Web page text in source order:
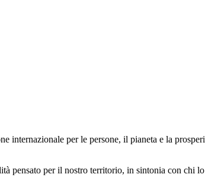
internazionale per le persone, il pianeta e la
pensato per il nostro territorio, in sintonia con chi